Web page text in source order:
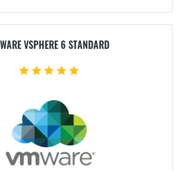
VSPHERE 6 STANDARD